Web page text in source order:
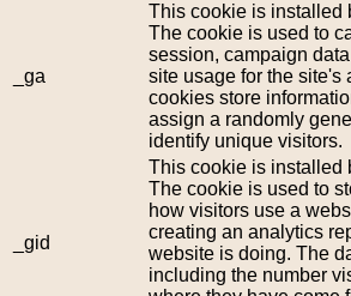
_ga
This cookie is installed
The cookie is used to
session, campaign
site usage for the site's
cookies store
assign a randomly
identify unique visitors.
_gid
This cookie is installed
The cookie is used to
how visitors use a
creating an analytics
website is doing. The
including the number